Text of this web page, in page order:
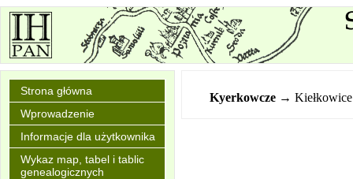
Strona główna
Wprowadzenie
Informacje dla użytkownika
Wykaz map, tabel i tablic
genealogicznych
Kyerkowcze → Kiełkowice